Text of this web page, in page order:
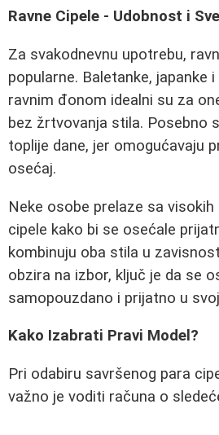
Ravne Cipele - Udobnost i
Za svakodnevnu upotrebu,
popularne. Baletanke, japanke
ravnim đonom idealni su za
bez žrtvovanja stila. Posebno
toplije dane, jer omogućavaju
osećaj.
Neke osobe prelaze sa
cipele kako bi se osećale
kombinuju oba stila u
obzira na izbor, ključ je da se
samopouzdano i prijatno u
Kako Izabrati Pravi Model?
Pri odabiru savršenog para
važno je voditi računa o